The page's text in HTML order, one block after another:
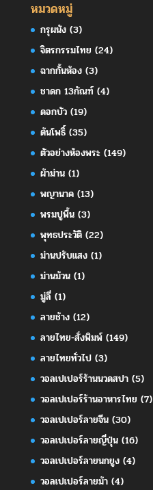
หมวดหมู่
กรุผนัง(3)
จิตรกรรมไทย (24)
ฉากกั้นห้อง(3)
ชาดก 13กัณฑ์(4)
ดอกบัว(19)
ต้นโพธิ์(35)
ตัวอย่างห้องพระ(149)
ผ้าม่าน(1)
พญานาค(13)
พรมปูพื้น(3)
พุทธประวัติ(22)
ม่านปรับแสง(1)
ม่านม้วน(1)
มู่ลี่(1)
ลายช้าง(12)
ลายไทย-สั่งพิมพ์(149)
ลายไทยทั่วไป(3)
วอลเปเปอร์ร้านนวดสปา(5)
วอลเปเปอร์ร้านอาหารไทย (7)
วอลเปเปอร์ลายจีน(30)
วอลเปเปอร์ลายญี่ปุ่น(16)
วอลเปเปอร์ลายนกยูง(4)
วอลเปเปอร์ลายม้า(4)